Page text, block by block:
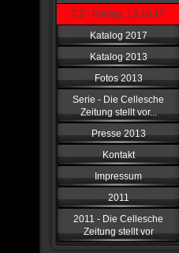
CZ - Freitag, 13.10.17
Katalog 2017
Katalog 2013
Fotos 2013
Serie - Die Cellesche
Zeitung stellt vor...
Presse 2013
Kontakt
Impressum
2011
2011 - Die Cellesche
Zeitung stellt vor